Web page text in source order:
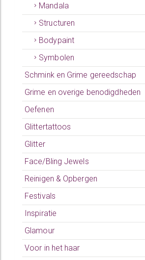
Mandala
Structuren
Bodypaint
Symbolen
Schmink en Grime gereedschap
Grime en overige benodigdheden
Oefenen
Glittertattoos
Glitter
Face/Bling Jewels
Reinigen & Opbergen
Festivals
Inspiratie
Glamour
Voor in het haar